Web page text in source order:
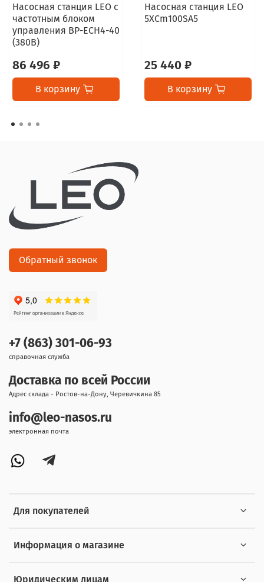
Насосная станция LEO с
частотным блоком
управления BP-ECH4-40
(380В)
86 496 ₽
В корзину
Насосная станция LEO
5XCm100SA5
25 440 ₽
В корзину
Для покупателей
Информация о магазине
Юридическим лицам
+7 (863) 301-06-93
справочная служба
Доставка по всей России
Адрес склада - Ростов-на-Дону, Черевичкина 85
info@leo-nasos.ru
электронная почта
Обратный звонок